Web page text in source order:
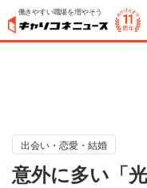
働きやすい職場を増やそう
出会い・恋愛・結婚
意外に多い「